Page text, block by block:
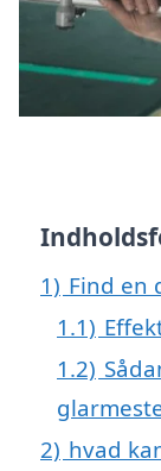
1) Find en
1.1)
1.2)
2) hvad